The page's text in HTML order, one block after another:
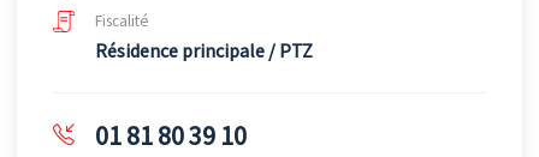
Fiscalité
Résidence principale / PTZ
01 81 80 39 10